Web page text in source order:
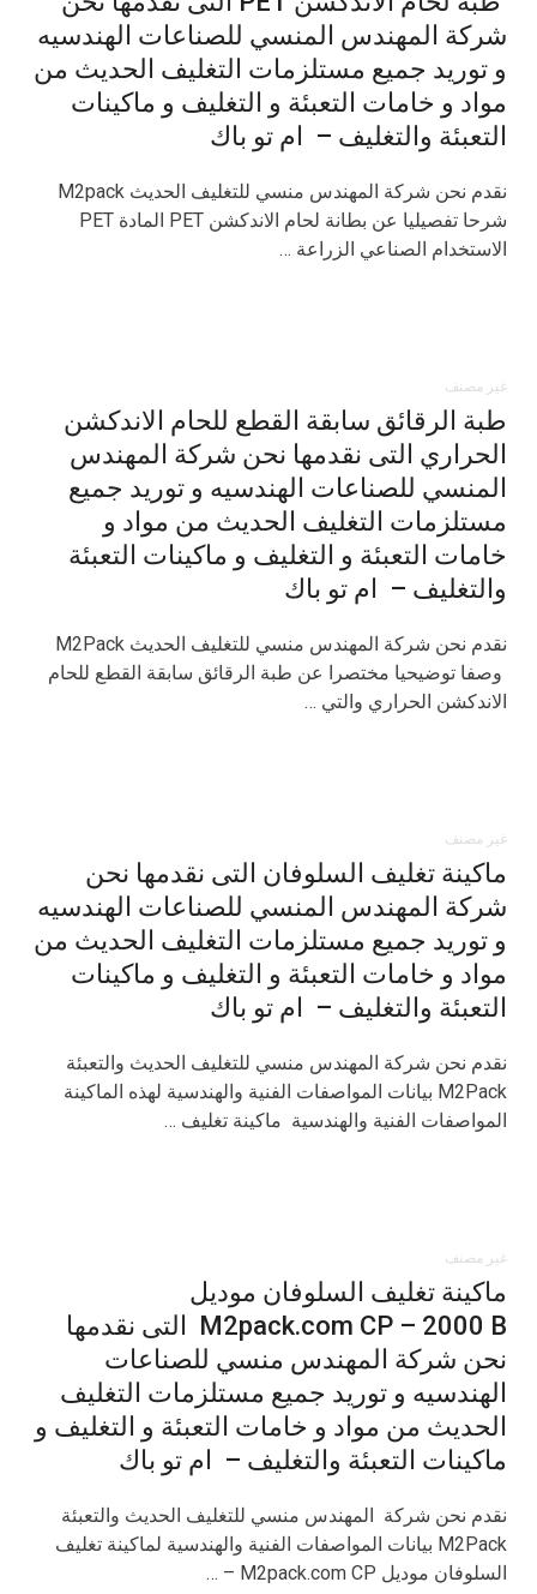
شركة المهندس المنسي للصناعات الهندسيه
و توريد جميع مستلزمات التغليف الحديث من
مواد و خامات التعبئة و التغليف و ماكينات
التعبئة والتغليف – ام تو باك
نقدم نحن شركة المهندس منسي للتغليف الحديث M2pack
شرحا تفصيليا عن بطانة لحام الاندكشن PET المادة PET
الاستخدام الصناعي الزراعة …
غير مصنف
طبة الرقائق سابقة القطع للحام الاندكشن
الحراري التى نقدمها نحن شركة المهندس
المنسي للصناعات الهندسيه و توريد جميع
مستلزمات التغليف الحديث من مواد و
خامات التعبئة و التغليف و ماكينات التعبئة
والتغليف – ام تو باك
نقدم نحن شركة المهندس منسي للتغليف الحديث M2Pack
وصفا توضيحيا مختصرا عن طبة الرقائق سابقة القطع للحام
الاندكشن الحراري والتي …
غير مصنف
ماكينة تغليف السلوفان التى نقدمها نحن
شركة المهندس المنسي للصناعات الهندسيه
و توريد جميع مستلزمات التغليف الحديث من
مواد و خامات التعبئة و التغليف و ماكينات
التعبئة والتغليف – ام تو باك
نقدم نحن شركة المهندس منسي للتغليف الحديث والتعبئة
M2Pack بيانات المواصفات الفنية والهندسية لهذه الماكينة
المواصفات الفنية والهندسية ماكينة تغليف …
غير مصنف
ماكينة تغليف السلوفان موديل
M2pack.com CP – 2000 B التى نقدمها
نحن شركة المهندس منسي للصناعات
الهندسيه و توريد جميع مستلزمات التغليف
الحديث من مواد و خامات التعبئة و التغليف و
ماكينات التعبئة والتغليف – ام تو باك
نقدم نحن شركة المهندس منسي للتغليف الحديث والتعبئة
M2Pack بيانات المواصفات الفنية والهندسية لماكينة تغليف
السلوفان موديل M2pack.com CP – …